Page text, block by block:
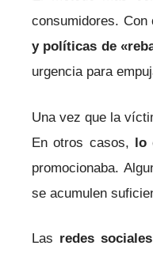
consumidores. Con
y políticas de
urgencia para
Una vez que la
En otros casos, lo
promocionaba.
se acumulen
Las redes